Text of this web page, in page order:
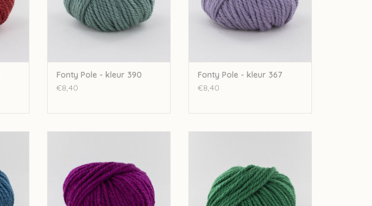
Fonty Pole - kleur 390
€8,40
Fonty Pole - kleur 367
€8,40